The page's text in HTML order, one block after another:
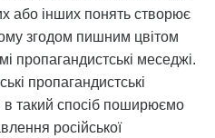
або інших понять створює
згодом пишним цвітом
пропагандистські меседжі.
пропагандистські
в такий спосіб поширюємо
російської